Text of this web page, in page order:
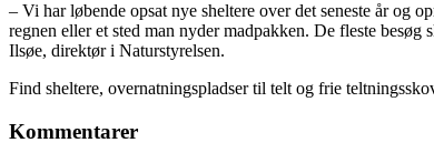
– Vi har løbende opsat nye sheltere over det seneste år og
regnen eller et sted man nyder madpakken. De fleste
Ilsøe, direktør i Naturstyrelsen.
Find sheltere, overnatningspladser til telt og frie
Kommentarer